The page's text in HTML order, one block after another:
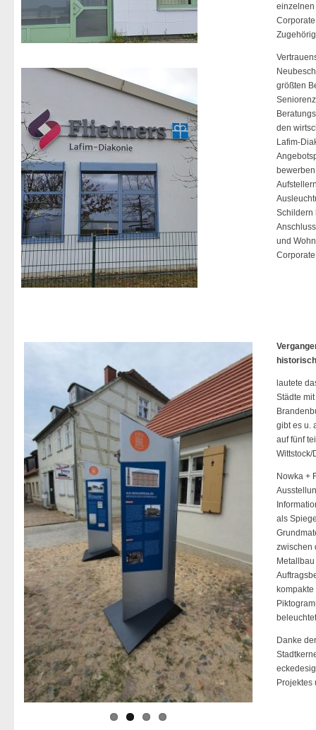
einzelnen
größten
den
Lafim-
Schildern
und
lautete
Städte
gibt es u.
auf fünf
Wittstock/
Nowka +
als
zwischen
Danke
Projektes